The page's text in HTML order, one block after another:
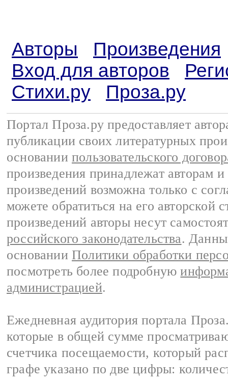
Авторы
Произведения
Вход для авторов
Стихи.ру
Проза.ру
Портал Проза.ру предоставляет
публикации своих литературных
основании пользовательского
произведения принадлежат авторам
произведений возможна только с
можете обратиться на его авторской
произведений авторы несут
российского законодательства.
основании Политики обработки
посмотреть более подробную
администрацией.
Ежедневная аудитория портала
которые в общей сумме
счетчика посещаемости, который
графе указано по две цифры: